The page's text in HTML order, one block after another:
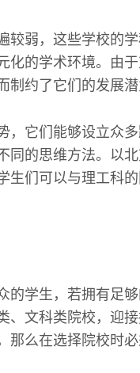
较弱，这些学校的
化的学术环境。由
约了它们的发展潜
，它们能够设立众
同的思维方法。以
生们可以与理工科
的学生，若拥有足
、文科类院校，迎
那么在选择院校时